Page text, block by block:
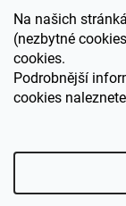
Na našich
(nezbytné
cookies.
Podrobnější
cookies
Zákaznická
hodin